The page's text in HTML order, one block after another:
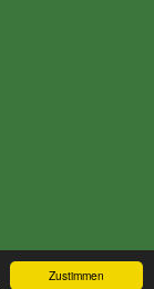
Zustimmen